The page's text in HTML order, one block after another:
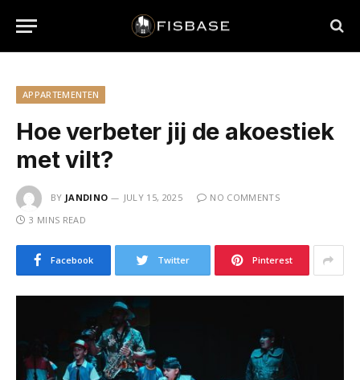
APPARTEMENTEN
Hoe verbeter jij de akoestiek
met vilt?
BY JANDINO JULY 15, 2025
NO COMMENTS
3 MINS READ
Facebook Twitter Pinterest